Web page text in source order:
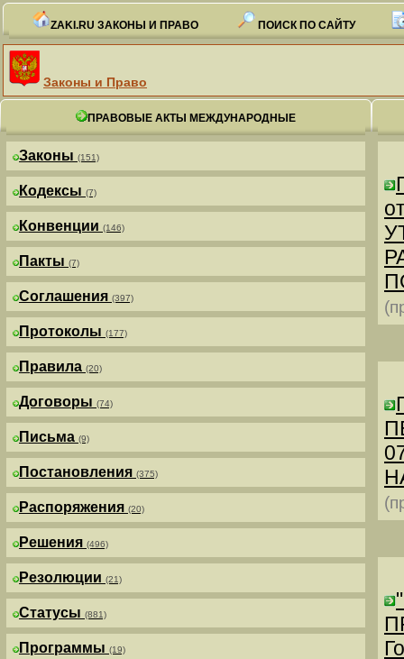
ZAKI.RU ЗАКОНЫ И ПРАВО ПОИСК ПО САЙТУ
Законы и Право
ПРАВОВЫЕ АКТЫ МЕЖДУНАРОДНЫЕ
Законы (151)
Кодексы (7)
Конвенции (146)
Пакты (7)
Соглашения (397)
Протоколы (177)
Правила (20)
Договоры (74)
Письма (9)
Постановления (375)
Распоряжения (20)
Решения (496)
Резолюции (21)
Статусы (881)
Программы (19)